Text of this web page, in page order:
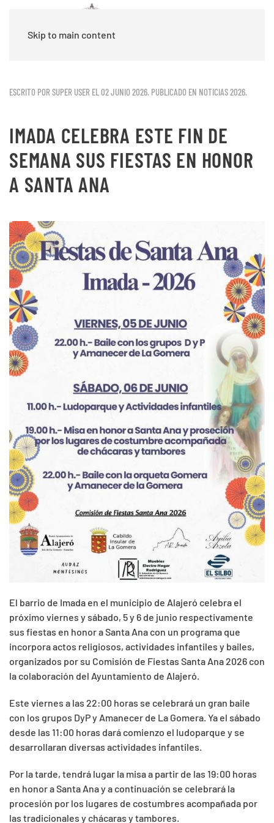
Skip to main content
ESCRITO POR SUPER USER EL02 JUNIO 2026. PUBLICADO EN NOTICIAS 2026.
IMADA CELEBRA ESTE FIN DE
SEMANA SUS FIESTAS EN HONOR
A SANTA ANA
El barrio de Imada en el municipio de Alajeró celebra el
próximo viernes y sábado, 5 y 6 de junio respectivamente
sus fiestas en honor a Santa Ana con un programa que
incorpora actos religiosos, actividades infantiles y bailes,
organizados por su Comisión de Fiestas Santa Ana 2026 con
la colaboración del Ayuntamiento de Alajeró.
Este viernes a las 22:00 horas se celebrará un gran baile
con los grupos DyP y Amanecer de La Gomera. Ya el sábado
desde las 11:00 horas dará comienzo el ludoparque y se
desarrollaran diversas actividades infantiles.
Por la tarde, tendrá lugar la misa a partir de las 19:00 horas
en honor a Santa Ana y a continuación se celebrará la
procesión por los lugares de costumbres acompañada por
las tradicionales y chácaras y tambores.